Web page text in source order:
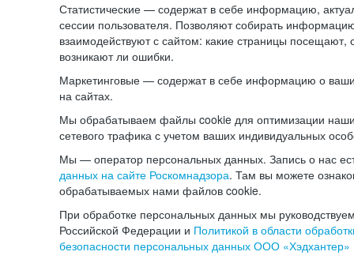
Статистические — содержат в себе информацию,
сессии пользователя. Позволяют собирать
взаимодействуют с сайтом: какие страницы посещают,
возникают ли ошибки.
Маркетинговые — содержат в себе информацию о
на сайтах.
Мы обрабатываем файлы cookie для оптимизации
сетевого трафика с учетом ваших индивидуальных
Мы — оператор персональных данных. Запись о нас
данных на сайте Роскомнадзора. Там вы можете
обрабатываемых нами файлов cookie.
При обработке персональных данных мы
Российской Федерации и Политикой в области
безопасности персональных данных ООО «Хэдхантер»